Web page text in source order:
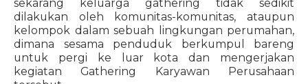
sekarang keluarga gathering tidak sedikit
dilakukan oleh komunitas-komunitas, ataupun
kelompok dalam sebuah lingkungan perumahan,
dimana sesama penduduk berkumpul bareng
untuk pergi ke luar kota dan mengerjakan
kegiatan Gathering Karyawan Perusahaan